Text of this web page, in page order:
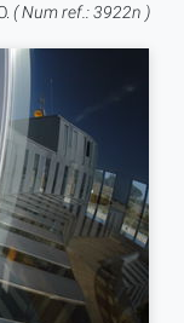
( Num ref.: 3922n )